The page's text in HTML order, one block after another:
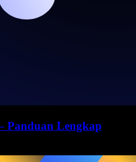
Panduan Lengkap